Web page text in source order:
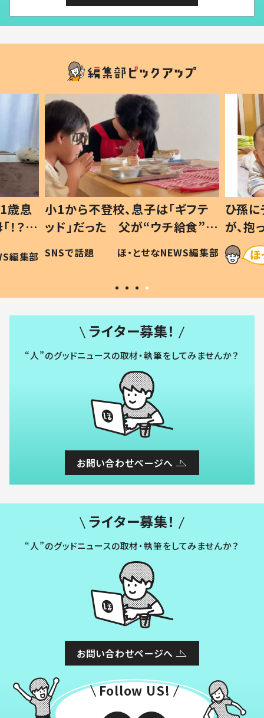
歳息
？」
編集部
小1から不登校、息子は「ギフテ
ッド」だった 父が“ウチ給食”を
作り続ける理由とは #令和の親
#令和の子
SNSで話題 ほ・とせなNEWS編集部
ひ孫
が、
「涙が
い」
ライター募集！
“人”のグッドニュースの取材・執筆をしてみませんか？
お問い合わせページへ
ライター募集！
“人”のグッドニュースの取材・執筆をしてみませんか？
お問い合わせページへ
Follow US!